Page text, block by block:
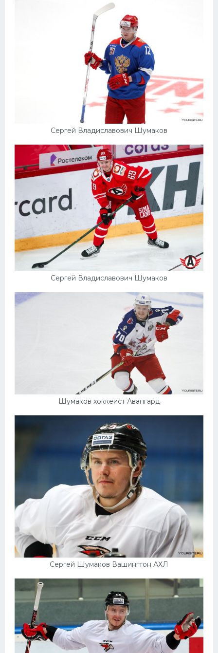
Сергей Владиславович Шумаков
Сергей Владиславович Шумаков
Шумаков хоккеист Авангард
Сергей Шумаков Вашингтон АХЛ